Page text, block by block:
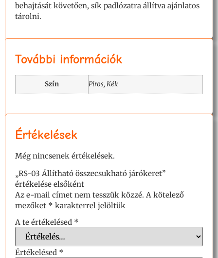
behajtását követően, sík padlózatra állítva ajánlatos
tárolni.
További információk
Szín Piros, Kék
Értékelések
Még nincsenek értékelések.
„RS-03 Állítható összecsukható járókeret”
értékelése elsőként
Az e-mail címet nem tesszük közzé. A kötelező
mezőket * karakterrel jelöltük
A te értékelésed *
Értékelésed *